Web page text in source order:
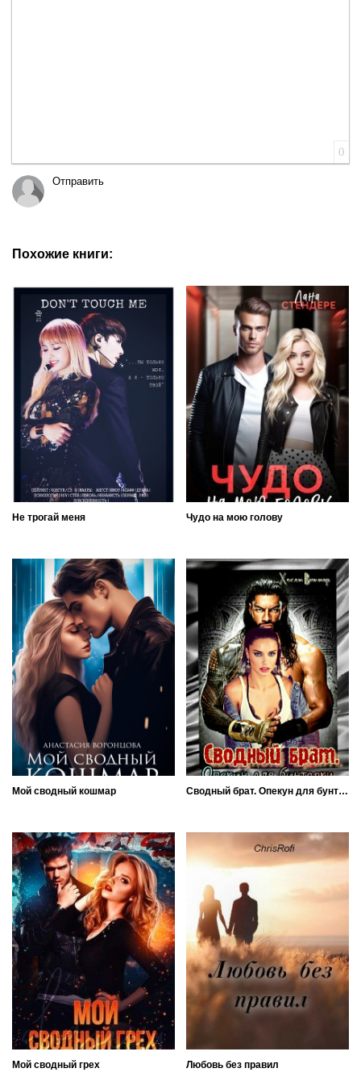
0
Отправить
Похожие книги:
Не трогай меня Чудо на мою голову
Мой сводный кошмар Сводный брат. Опекун для бунтарки...
Мой сводный грех Любовь без правил